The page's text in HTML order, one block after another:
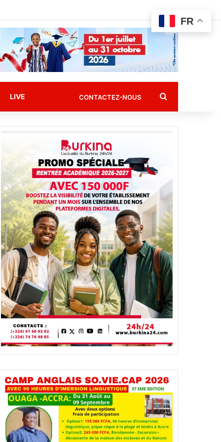
LIVE CONTACTEZ-NOUS Rechercher
FR